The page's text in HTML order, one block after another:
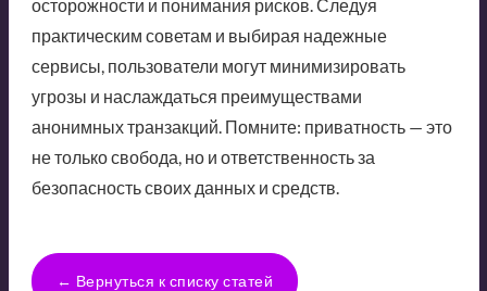
осторожности и понимания рисков. Следуя
практическим советам и выбирая надежные
сервисы, пользователи могут минимизировать
угрозы и наслаждаться преимуществами
анонимных транзакций. Помните: приватность — это
не только свобода, но и ответственность за
безопасность своих данных и средств.
← Вернуться к списку статей